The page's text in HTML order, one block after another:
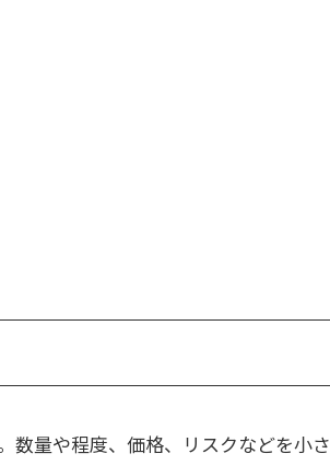
数量や程度、価格、リスクなどを小さ